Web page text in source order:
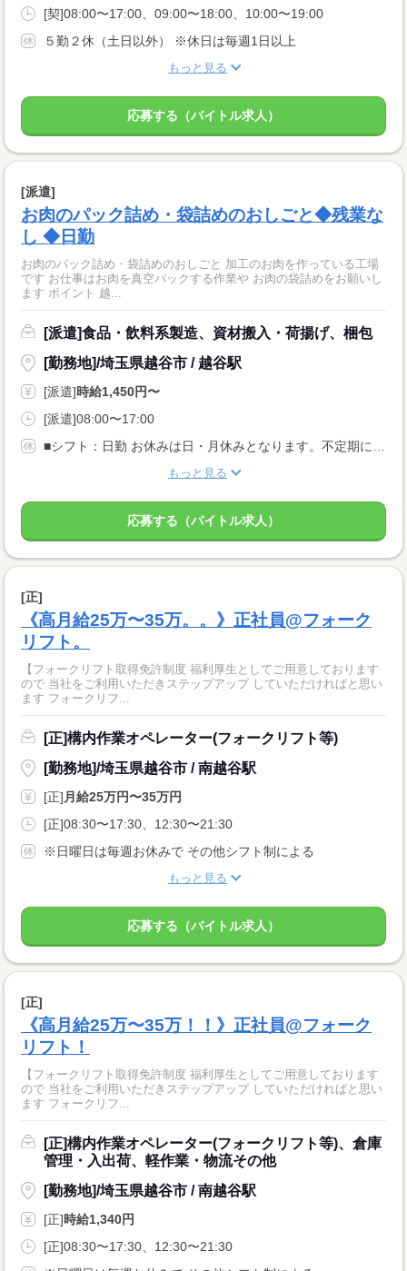
[契]08:00〜17:00、09:00〜18:00、10:00〜19:00
５勤２休（土日以外） ※休日は毎週1日以上
もっと見る
応募する（バイトル求人）
[派遣]
お肉のパック詰め・袋詰めのおしごと◆残業な
し ◆日勤
お肉のパック詰め・袋詰めのおしごと 加工のお肉を作っている工場
です お仕事はお肉を真空パックする作業や お肉の袋詰めをお願いし
ます ポイント 越...
[派遣]食品・飲料系製造、資材搬入・荷揚げ、梱包
[勤務地]/埼玉県越谷市 / 越谷駅
[派遣]時給1,450円〜
[派遣]08:00〜17:00
■シフト：日勤 お休みは日・月休みとなります。不定期に残業が1H〜1.5H発生する場合があります。 ※休日は毎週1日以上
もっと見る
応募する（バイトル求人）
[正]
《高月給25万〜35万。。》正社員@フォーク
リフト。
【フォークリフト取得免許制度 福利厚生としてご用意しております
ので 当社をご利用いただきステップアップ していただければと思い
ます フォークリフ...
[正]構内作業オペレーター(フォークリフト等)
[勤務地]/埼玉県越谷市 / 南越谷駅
[正]月給25万円〜35万円
[正]08:30〜17:30、12:30〜21:30
※日曜日は毎週お休みで その他シフト制による
もっと見る
応募する（バイトル求人）
[正]
《高月給25万〜35万！！》正社員@フォーク
リフト！
【フォークリフト取得免許制度 福利厚生としてご用意しております
ので 当社をご利用いただきステップアップ していただければと思い
ます フォークリフ...
[正]構内作業オペレーター(フォークリフト等)、倉庫
管理・入出荷、軽作業・物流その他
[勤務地]/埼玉県越谷市 / 南越谷駅
[正]時給1,340円
[正]08:30〜17:30、12:30〜21:30